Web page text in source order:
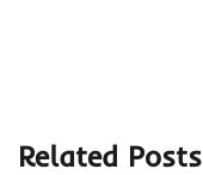
Related Posts